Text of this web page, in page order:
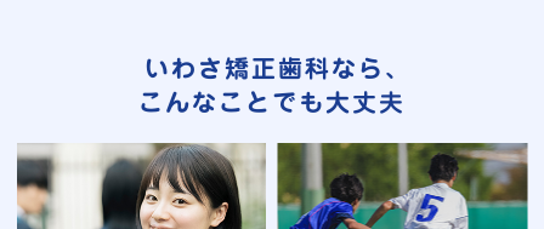
いわさ矯正歯科なら､
こんなことでも大丈夫